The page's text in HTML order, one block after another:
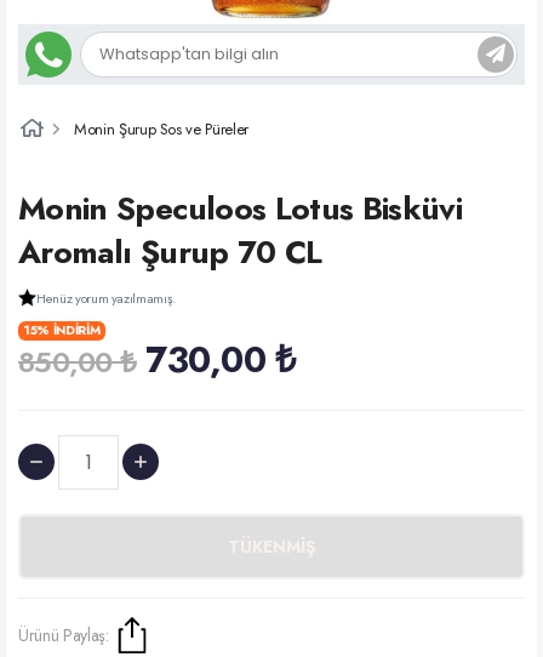
Monin Şurup Sos ve Püreler
Monin Speculoos Lotus Bisküvi
Aromalı Şurup 70 CL
Henüz yorum yazılmamış.
15% İNDİRİM
850,00 ₺ 730,00 ₺
Ürünü Paylaş: